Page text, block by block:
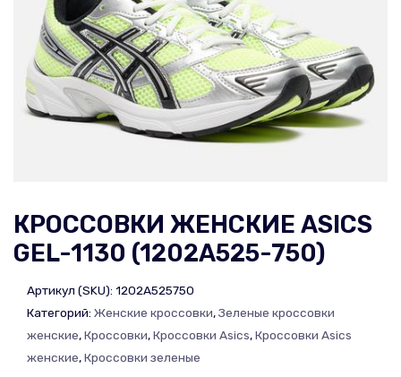
КРОССОВКИ ЖЕНСКИЕ ASICS
GEL-1130 (1202A525-750)
Артикул (SKU): 1202A525750
Категорий: Женские кроссовки,Зеленые кроссовки
женские,Кроссовки,Кроссовки Asics,Кроссовки Asics
женские,Кроссовки зеленые